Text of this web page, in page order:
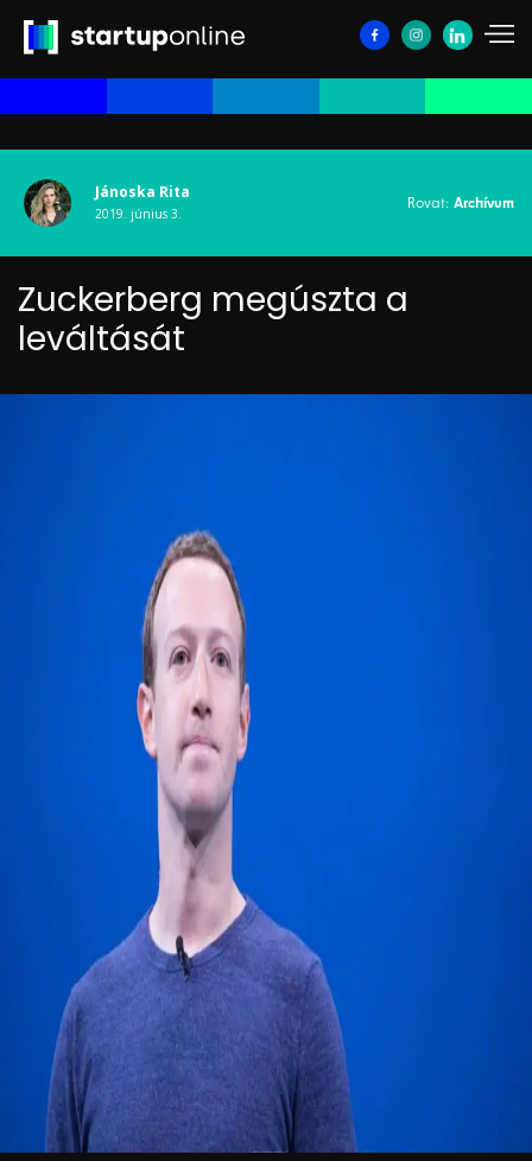
Jánoska Rita
2019. június 3.
Rovat: Archívum
Zuckerberg megúszta a
leváltását